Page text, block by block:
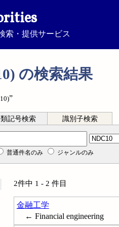
索・提供サービス
の検索結果
”
記号検索 識別子検索
普通件名のみ ジャンルのみ
2件中 1 - 2 件目
金融工学
← Financial engineering